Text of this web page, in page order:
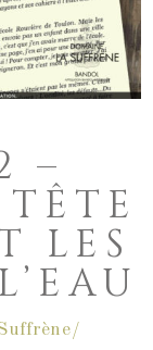
–
LES